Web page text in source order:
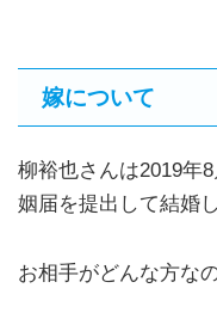
嫁について
柳裕也さんは2019年
姻届を提出して結婚
お相手がどんな方な